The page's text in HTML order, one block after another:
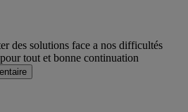
des solutions face a nos difficultés
tout et bonne continuation